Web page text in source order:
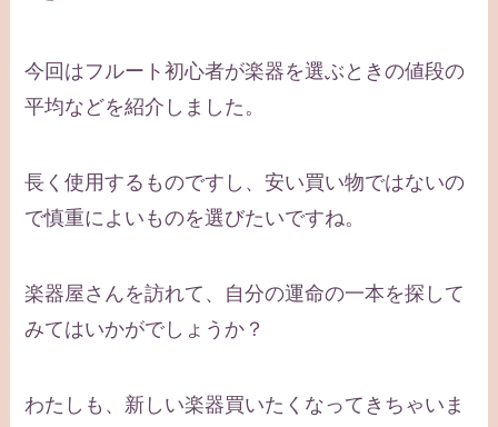
今回はフルート初心者が楽器を選ぶときの値段の
平均などを紹介しました。
長く使用するものですし、安い買い物ではないの
で慎重によいものを選びたいですね。
楽器屋さんを訪れて、自分の運命の一本を探して
みてはいかがでしょうか？
わたしも、新しい楽器買いたくなってきちゃいま